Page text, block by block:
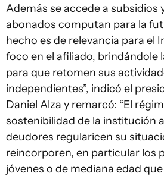
Además se accede a subsidios
abonados computan para la
hecho es de relevancia para el
foco en el afiliado, brindándole
para que retomen sus
independientes”, indicó el
Daniel Alza y remarcó: “El
sostenibilidad de la institución
deudores regularicen su
reincorporen, en particular los
jóvenes o de mediana edad